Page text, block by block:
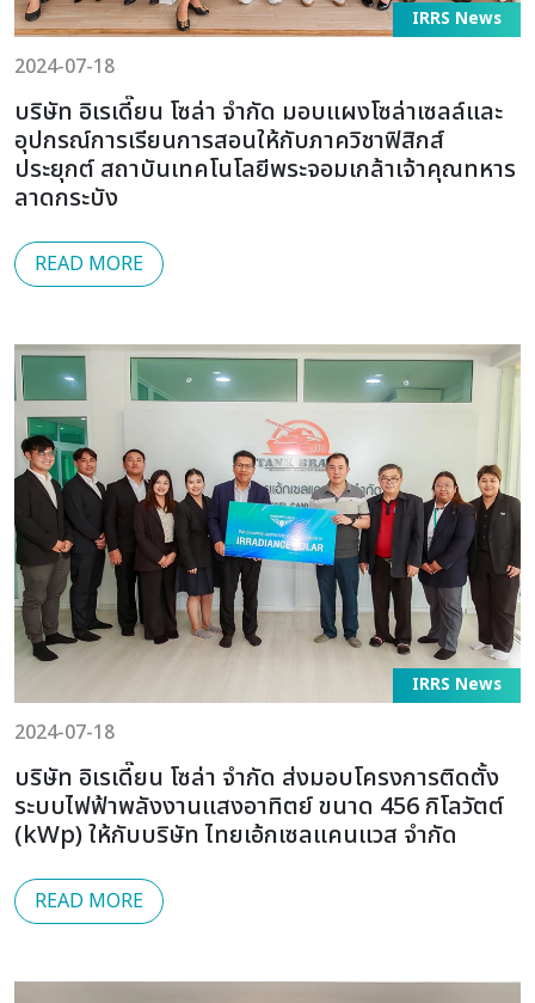
IRRS News
2024-07-18
บริษัท อิเรเดี๊ยน โซล่า จำกัด มอบแผงโซล่าเซลล์และ
อุปกรณ์การเรียนการสอนให้กับภาควิชาฟิสิกส์
ประยุกต์ สถาบันเทคโนโลยีพระจอมเกล้าเจ้าคุณทหาร
ลาดกระบัง
READ MORE
IRRS News
2024-07-18
บริษัท อิเรเดี๊ยน โซล่า จำกัด ส่งมอบโครงการติดตั้ง
ระบบไฟฟ้าพลังงานแสงอาทิตย์ ขนาด 456 กิโลวัตต์
(kWp) ให้กับบริษัท ไทยเอ้กเซลแคนแวส จำกัด
READ MORE